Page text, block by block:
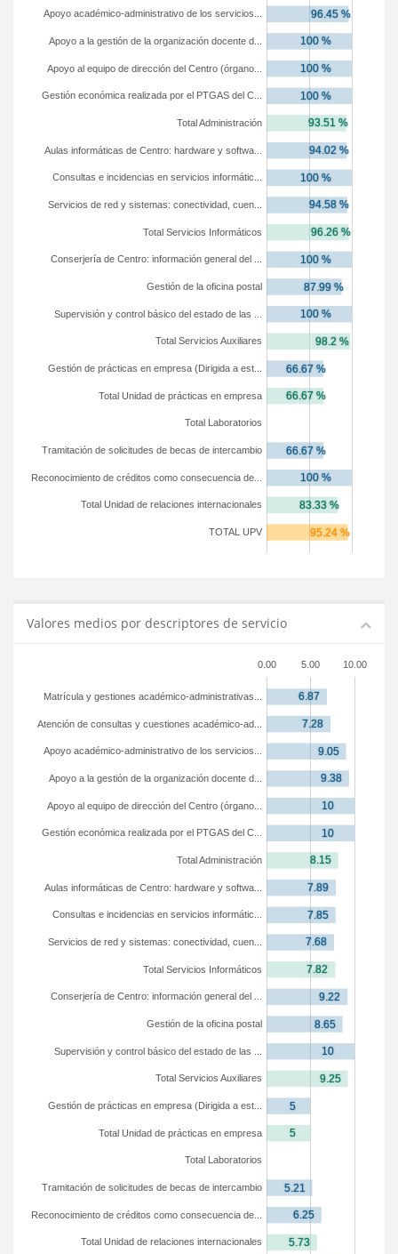
TOTAL UPV
Total Unidad de relaciones internacionales
Reconocimiento de créditos como consecuencia de...
Tramitación de solicitudes de becas de intercambio
Total Laboratorios
Total Unidad de prácticas en empresa
Gestión de prácticas en empresa (Dirigida a est...
Total Servicios Auxiliares
Supervisión y control básico del estado de las ...
Gestión de la oficina postal
Conserjería de Centro: información general del ...
Total Servicios Informáticos
Servicios de red y sistemas: conectividad, cuen...
Consultas e incidencias en servicios informátic...
Aulas informáticas de Centro: hardware y softwa...
Total Administración
Gestión económica realizada por el PTGAS del C...
Apoyo al equipo de dirección del Centro (órgano...
Apoyo a la gestión de la organización docente d...
Apoyo académico-administrativo de los servicios...
Valores medios por descriptores de servicio
0.00 5.00 10.00
Total Unidad de relaciones internacionales
Reconocimiento de créditos como consecuencia de...
Tramitación de solicitudes de becas de intercambio
Total Laboratorios
Total Unidad de prácticas en empresa
Gestión de prácticas en empresa (Dirigida a est...
Total Servicios Auxiliares
Supervisión y control básico del estado de las ...
Gestión de la oficina postal
Conserjería de Centro: información general del ...
Total Servicios Informáticos
Servicios de red y sistemas: conectividad, cuen...
Consultas e incidencias en servicios informátic...
Aulas informáticas de Centro: hardware y softwa...
Total Administración
Gestión económica realizada por el PTGAS del C...
Apoyo al equipo de dirección del Centro (órgano...
Apoyo a la gestión de la organización docente d...
Apoyo académico-administrativo de los servicios...
Atención de consultas y cuestiones académico-ad...
Matrícula y gestiones académico-administrativas...